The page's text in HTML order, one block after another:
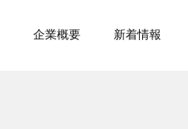
企業概要 新着情報